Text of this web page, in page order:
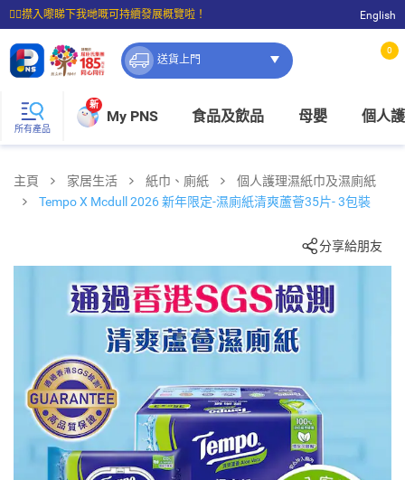
☝🏼㩒入嚟睇下我哋嘅可持續發展概覽啦！
⭐購物滿$399即享免費送貨；滿$100即可免費店取。
English
送貨上門
0
所有產品
新
My PNS 食品及飲品 母嬰 個人
主頁 家居生活 紙巾、廁紙
個人護理濕紙巾及濕廁紙
Tempo X Mcdull 2026 新年限定-濕廁紙清爽蘆薈35片- 3包裝
分享給朋友